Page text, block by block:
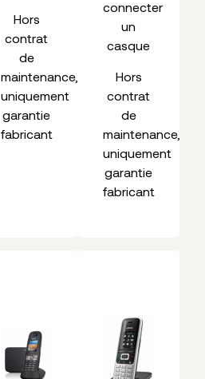
Hors
contrat
de
maintenance,
uniquement
garantie
fabricant
connecter
un
casque
Hors
contrat
de
maintenance,
uniquement
garantie
fabricant